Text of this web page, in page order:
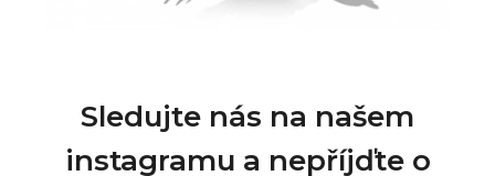
Sledujte nás na našem
instagramu a nepříjďte o